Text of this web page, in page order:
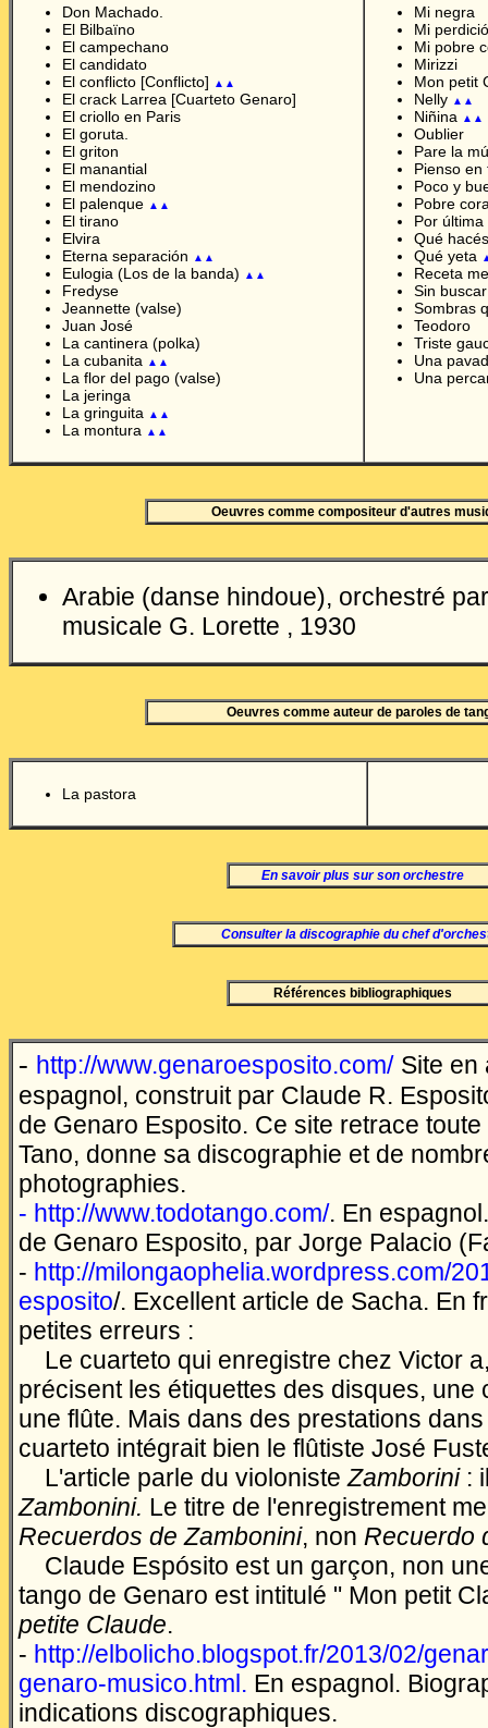
Don Machado.
El Bilbaïno
El campechano
El candidato
El conflicto [Conflicto]
▲▲
El crack Larrea [Cuarteto Genaro]
El criollo en Paris
El goruta.
El griton
El manantial
El mendozino
El palenque ▲▲
El tirano
Elvira
Eterna separación
▲▲
Eulogia (Los de la banda) ▲▲
Fredyse
Jeannette (valse)
Juan José
La cantinera (polka)
La cubanita
▲▲
La flor del pago (valse)
La jeringa
La gringuita
▲▲
La montura ▲▲
Mi negra
Mi
Mi pobre
Mirizzi
Mon petit
Nelly ▲▲
Niñina ▲▲
Oublier
Pare la
Pienso en
Poco y
Pobre
Por
Qué
Qué yeta
Receta
Sin buscar
Sombras
Teodoro
Triste
Una
Una
Oeuvres comme compositeur d'autres
Arabie (danse hindoue), orchestré
musicale G. Lorette , 1930
Oeuvres comme auteur de paroles de
La pastora
En savoir plus sur son orchestre
Consulter la discographie du chef
Références bibliographiques
- http://www.genaroesposito.com/ Site en
espagnol, construit par Claude R.
de Genaro Esposito. Ce site retrace
Tano, donne sa discographie et de
photographies.
- http://www.todotango.com/. En
de Genaro Esposito, par Jorge Palacio
- http://milongaophelia.wordpress.com/
esposito/. Excellent article de Sacha. En
petites erreurs :
Le cuarteto qui enregistre chez Victor
précisent les étiquettes des disques, une
une flûte. Mais dans des prestations
cuarteto intégrait bien le flûtiste José
L'article parle du violonisteZamborini:
Zambonini. Le titre de l'enregistrement
Recuerdos de Zambonini, non Recuerdo
Claude Espósito est un garçon, non
tango de Genaro est intitulé " Mon petit
petite Claude.
- http://elbolicho.blogspot.fr/2013/02/
genaro-musico.html. En espagnol.
indications discographiques.